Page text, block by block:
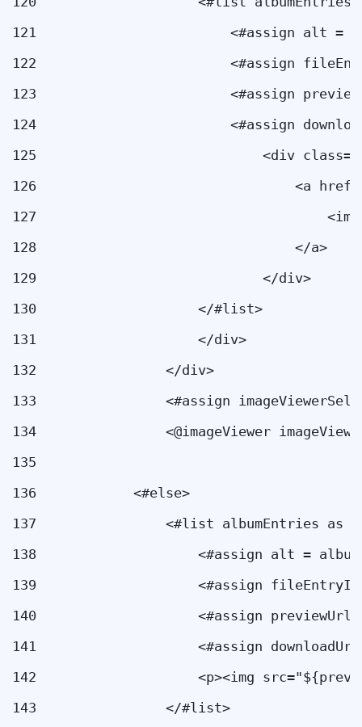
121
<#assign alt =
122
<#assign
123
<#assign
124
<#assign
125
<div
126
<a
127
128
                                </a>
129
                            </div>
130
                    </#list>
131
                    </div>
132
                </div>
133
<#assign
134
<@imageViewer
135
136
            <#else>
137
<#list albumEntries as
138
<#assign alt =
139
<#assign
140
<#assign
141
<#assign
142
<p><img
143
                </#list>